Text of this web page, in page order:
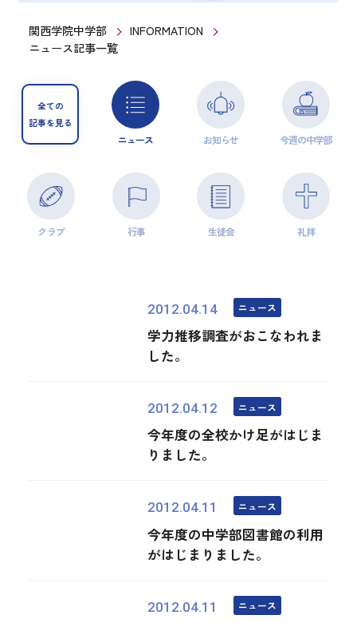
関西学院中学部
INFORMATION
ニュース記事一覧
全ての
記事を見る
ニュース お知らせ 今週の中学部
クラブ 行事 生徒会 礼拝
2012.04.14 ニュース
学力推移調査がおこなわれま
した。
2012.04.12 ニュース
今年度の全校かけ足がはじま
りました。
2012.04.11 ニュース
今年度の中学部図書館の利用
がはじまりました。
2012.04.11 ニュース